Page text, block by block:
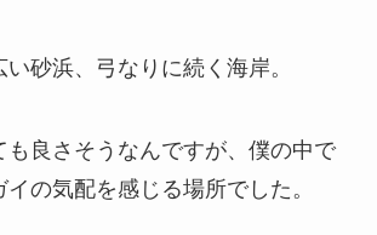
砂浜、弓なりに続く海岸。
も良さそうなんですが、僕の中で
の気配を感じる場所でした。